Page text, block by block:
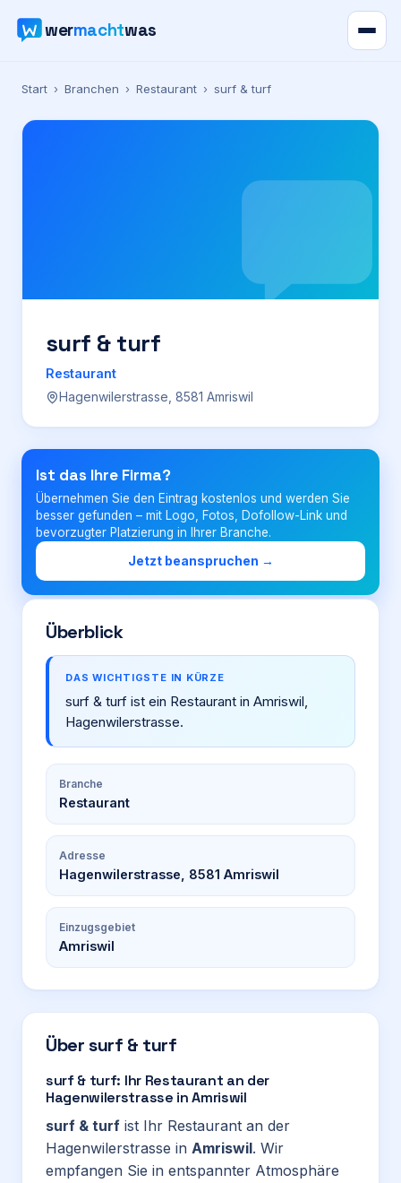
wermachtwas
Verzeichnis
Karte
Preise
Für Firmen
Login
Firma eintragen
Start › Branchen › Restaurant › surf & turf
surf & turf
Restaurant
Hagenwilerstrasse, 8581 Amriswil
Ist das Ihre Firma?
Übernehmen Sie den Eintrag kostenlos und werden Sie
besser gefunden – mit Logo, Fotos, Dofollow-Link und
bevorzugter Platzierung in Ihrer Branche.
Jetzt beanspruchen →
Überblick
DAS WICHTIGSTE IN KÜRZE
surf & turf ist ein Restaurant in Amriswil,
Hagenwilerstrasse.
Branche
Restaurant
Adresse
Hagenwilerstrasse, 8581 Amriswil
Einzugsgebiet
Amriswil
Übersurf & turf
surf & turf: Ihr Restaurant an der
Hagenwilerstrasse in Amriswil
surf & turf ist Ihr Restaurant an der
Hagenwilerstrasse in Amriswil. Wir
empfangen Sie in entspannter Atmosphäre